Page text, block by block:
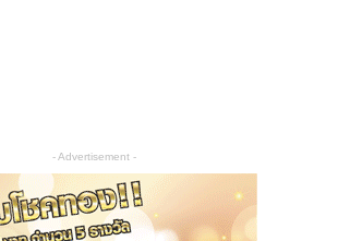
- Advertisement -